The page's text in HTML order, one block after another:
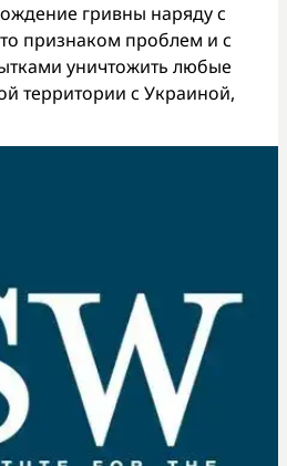
гривны наряду с
признаком проблем и с
уничтожить любые
территории с Украиной,